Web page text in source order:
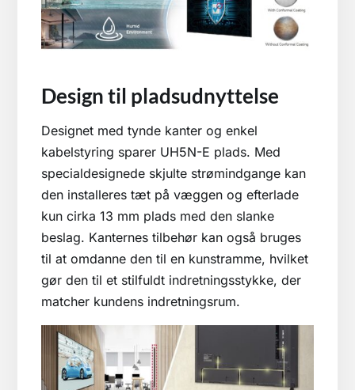
Design til pladsudnyttelse
Designet med tynde kanter og enkel
kabelstyring sparer UH5N-E plads. Med
specialdesignede skjulte strømindgange kan
den installeres tæt på væggen og efterlade
kun cirka 13 mm plads med den slanke
beslag. Kanternes tilbehør kan også bruges
til at omdanne den til en kunstramme, hvilket
gør den til et stilfuldt indretningsstykke, der
matcher kundens indretningsrum.